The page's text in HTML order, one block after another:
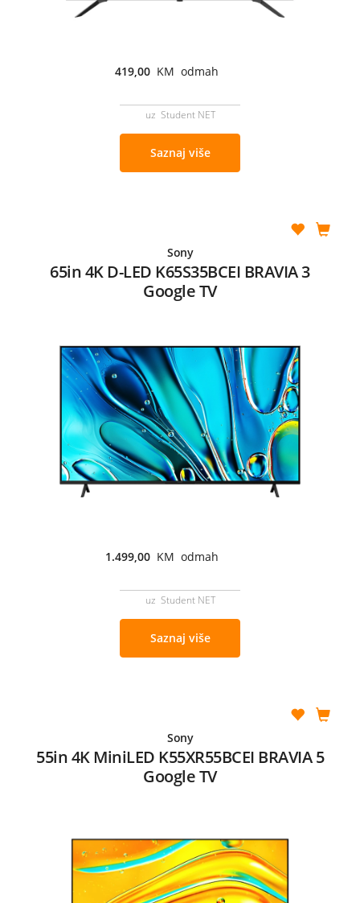
419,00 KM odmah
uz Student NET
Saznaj više
Sony
65in 4K D-LED K65S35BCEI BRAVIA 3
Google TV
1.499,00 KM odmah
uz Student NET
Saznaj više
Sony
55in 4K MiniLED K55XR55BCEI BRAVIA 5
Google TV